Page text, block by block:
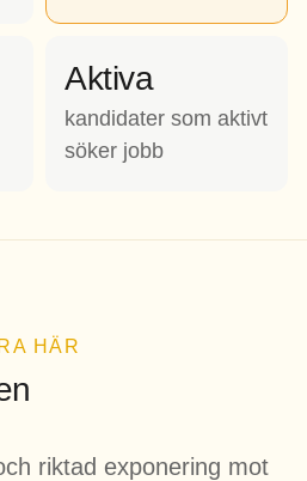
Aktiva
kandidater som aktivt
söker jobb
HÄR
riktad exponering mot